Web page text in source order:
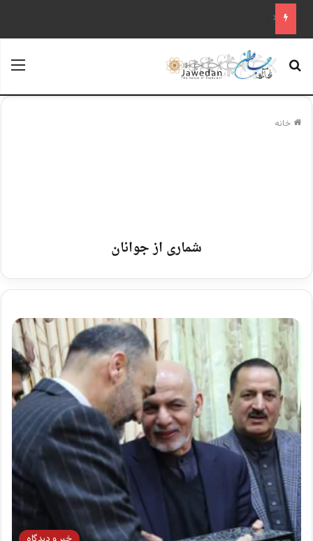
علم تاریخ
جستجو برای
خانه
شماری از جوانان